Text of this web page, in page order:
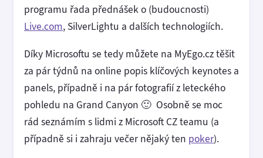
programu řada přednášek o (budoucnosti)
Live.com, SilverLightu a dalších technologiích.
Díky Microsoftu se tedy můžete na MyEgo.cz těšit
za pár týdnů na online popis klíčových keynotes a
panels, případně i na pár fotografií z leteckého
pohledu na Grand Canyon 🙂 Osobně se moc
rád seznámím s lidmi z Microsoft CZ teamu (a
případně si i zahraju večer nějaký ten poker).